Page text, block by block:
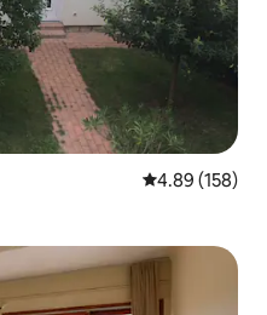
平均评分 4.89
4.89 (158)